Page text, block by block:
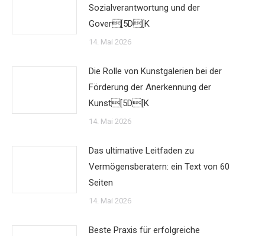
Sozialverantwortung und der
Gover[5D[K
14. Mai 2026
Die Rolle von Kunstgalerien bei der
Förderung der Anerkennung der
Kunst[5D[K
14. Mai 2026
Das ultimative Leitfaden zu
Vermögensberatern: ein Text von 60
Seiten
14. Mai 2026
Beste Praxis für erfolgreiche